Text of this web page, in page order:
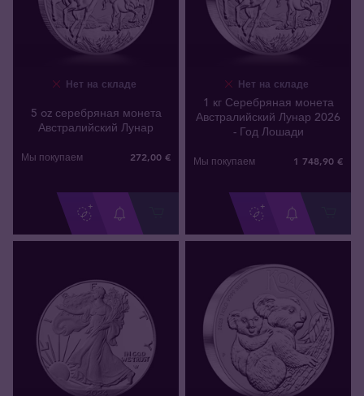
Нет на складе
5 oz серебряная монета
Австралийский Лунар
Мы покупаем 272,00 €
Нет на складе
1 кг Серебряная монета
Австралийский Лунар 2026
- Год Лошади
Мы покупаем 1 748,90 €